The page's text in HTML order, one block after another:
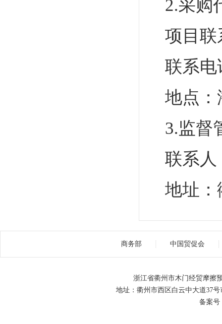
2.采购
项目联
联系电
地点：
3.监督
联系人
地址：
商务部 中国贸促会
浙江省衢州市木门经贸摩擦
地址：衢州市西区白云中大道37
备案号